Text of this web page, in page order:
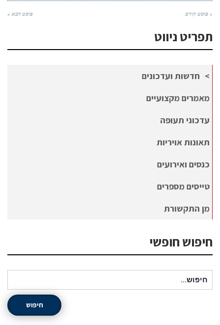
« פוסט קודם פוסט הבא »
תפריט ניווט
חדשות ועדכונים
מאמרים מקצועיים
עדכוני תעופה
תאונות אויריות
כנסים ואירועים
טייסים מספרים
מן התקשורת
חיפוש חופשי
חיפוש